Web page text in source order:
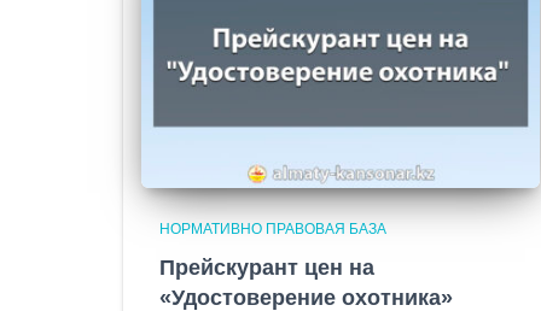
НОРМАТИВНО ПРАВОВАЯ БАЗА
Прейскурант цен на
«Удостоверение охотника»